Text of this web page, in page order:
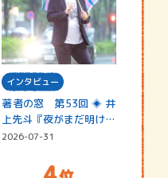
インタビュー
著者の窓 第53回 ◈ 井
上先斗『夜がまだ明けな
い』
2026-07-31